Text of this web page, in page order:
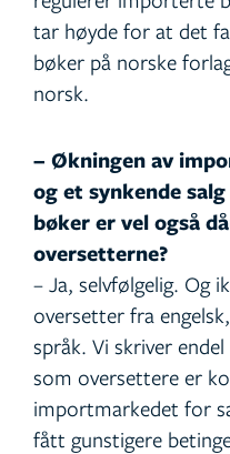
tar høyde for at det
bøker på norske
norsk.
– Økningen av
og et synkende
bøker er vel også
oversetterne?
– Ja, selvfølgelig. Og
oversetter fra
språk. Vi skriver
som oversettere er
importmarkedet for
fått gunstigere